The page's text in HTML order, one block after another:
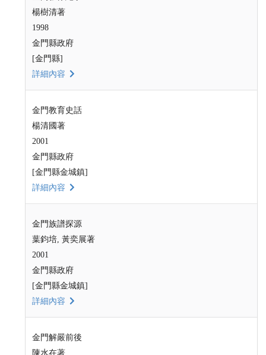
楊樹清著
1998
金門縣政府
[金門縣]
詳細內容
金門教育史話
楊清國著
2001
金門縣政府
[金門縣金城鎮]
詳細內容
金門族譜探源
葉鈞培, 黃奕展著
2001
金門縣政府
[金門縣金城鎮]
詳細內容
金門解嚴前後
陳水在著